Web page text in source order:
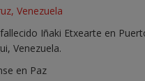
Venezuela
Iñaki Etxearte en
Venezuela.
en Paz